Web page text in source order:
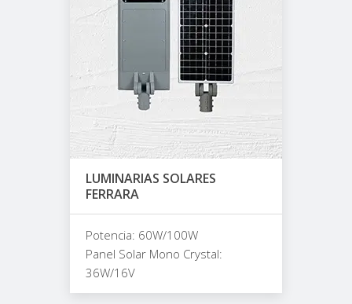
LUMINARIAS SOLARES
FERRARA
Potencia: 60W/100W
Panel Solar Mono Crystal:
36W/16V